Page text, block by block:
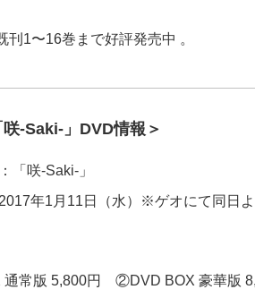
刊1〜16巻まで好評発売中 。
咲-Saki-」DVD情報＞
「咲-Saki-」
年1月11日（水）※ゲオにて同日
通常版 5,800円 ②DVD BOX 豪華版